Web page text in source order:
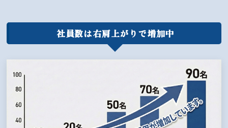
社員数は右肩上がりで増加中